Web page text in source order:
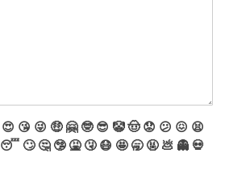
😍 😘 😜 🤑 🤗 🤓 😎 🤡🤠 😟 😕 😖 😫
😴 🙄 🤔 🤥 🤮 🤧 😷 🤩 🥱 🤬 💩 👻 💀